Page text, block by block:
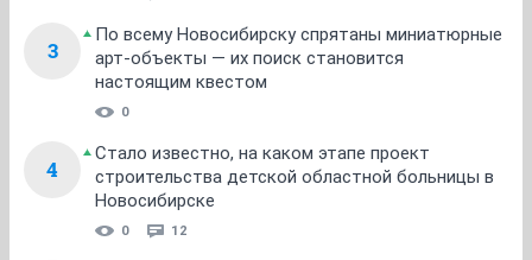
3
По всему Новосибирску спрятаны миниатюрные
арт-объекты — их поиск становится
настоящим квестом
0
4
Стало известно, на каком этапе проект
строительства детской областной больницы в
Новосибирске
0 12